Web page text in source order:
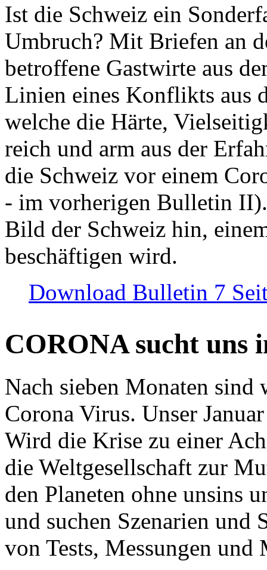
Ist die Schweiz ein
Umbruch? Mit Briefen an
betroffene Gastwirte aus
Linien eines Konflikts aus
welche die Härte,
reich und arm aus der
die Schweiz vor einem
- im vorherigen Bulletin
Bild der Schweiz hin,
beschäftigen wird.
Download Bulletin 7
CORONA sucht uns
Nach sieben Monaten
Corona Virus. Unser
Wird die Krise zu einer
die Weltgesellschaft zur
den Planeten ohne unsins
und suchen Szenarien und
von Tests, Messungen und